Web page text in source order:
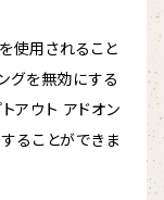
使用されること
グを無効にする
アウト アドオン
ることができま